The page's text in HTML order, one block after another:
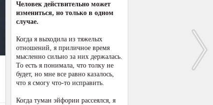
Человек действительно может
измениться, но только в одном
случае.
Когда я выходила из тяжелых
отношений, я приличное время
мысленно сильно за них держалась.
То есть я понимала, что толку не
будет, но мне все равно казалось,
что я смогу что-то исправить.
Когда туман эйфории рассеялся, я